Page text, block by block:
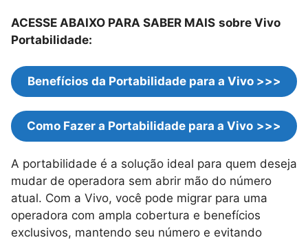
ACESSE ABAIXO PARA SABER MAIS sobre Vivo
Portabilidade:
Benefícios da Portabilidade para a Vivo >>>
Como Fazer a Portabilidade para a Vivo >>>
A portabilidade é a solução ideal para quem deseja
mudar de operadora sem abrir mão do número
atual. Com a Vivo, você pode migrar para uma
operadora com ampla cobertura e benefícios
exclusivos, mantendo seu número e evitando